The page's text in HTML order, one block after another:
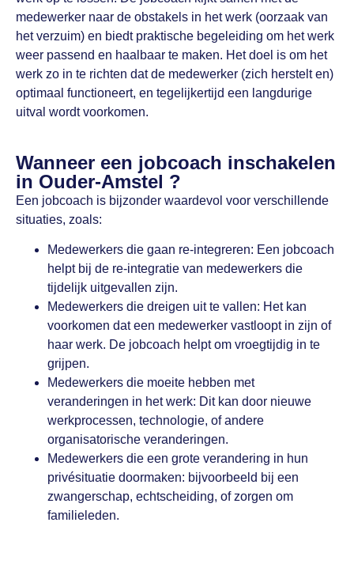
medewerker naar de obstakels in het werk (oorzaak van
het verzuim) en biedt praktische begeleiding om het werk
weer passend en haalbaar te maken. Het doel is om het
werk zo in te richten dat de medewerker (zich herstelt en)
optimaal functioneert, en tegelijkertijd een langdurige
uitval wordt voorkomen.
Wanneer een jobcoach inschakelen
in Ouder-Amstel ?
Een jobcoach is bijzonder waardevol voor verschillende
situaties, zoals:
Medewerkers die gaan re-integreren: Een jobcoach
helpt bij de re-integratie van medewerkers die
tijdelijk uitgevallen zijn.
Medewerkers die dreigen uit te vallen: Het kan
voorkomen dat een medewerker vastloopt in zijn of
haar werk. De jobcoach helpt om vroegtijdig in te
grijpen.
Medewerkers die moeite hebben met
veranderingen in het werk: Dit kan door nieuwe
werkprocessen, technologie, of andere
organisatorische veranderingen.
Medewerkers die een grote verandering in hun
privésituatie doormaken: bijvoorbeeld bij een
zwangerschap, echtscheiding, of zorgen om
familieleden.